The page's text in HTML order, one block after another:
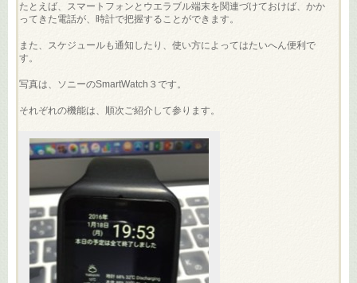
たとえば、スマートフォンとウエラブル端末を関連づけておけば、かか
ってきた電話が、時計で把握することができます。
また、スケジュールも通知したり、使い方によってはたいへん便利で
す。
写真は、ソニーのSmartWatch３です。
それぞれの機能は、順次ご紹介して参ります。